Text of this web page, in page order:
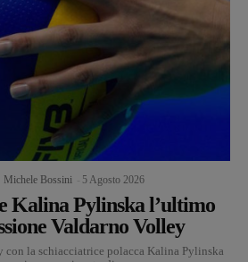
Michele Bossini 5 Agosto 2026
Kalina Pylinska l’ultimo
Valdarno Volley
con la schiacciatrice polacca Kalina Pylinska